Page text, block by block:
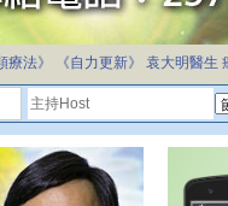
民學卷制
療法》 《自力更新》 袁大明醫生